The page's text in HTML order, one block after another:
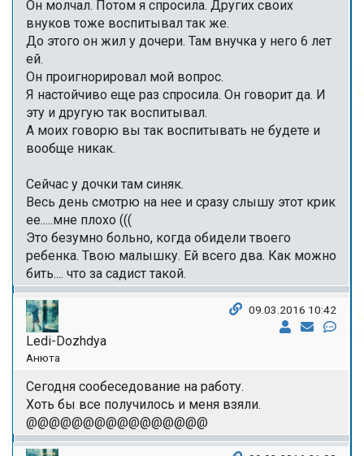
Он молчал. Потом я спросила. Других своих
внуков тоже воспитывал так же.
До этого он жил у дочери. Там внучка у него 6 лет
ей.
Он проигнорировал мой вопрос.
Я настойчиво еще раз спросила. Он говорит да. И
эту и другую так воспитывал.
А моих говорю вы так воспитывать не будете и
вообще никак.
Сейчас у дочки там синяк.
Весь день смотрю на нее и сразу слышу этот крик
ее.....мне плохо (((
Это безумно больно, когда обидели твоего
ребенка. Твою малышку. Ей всего два. Как можно
бить.... что за садист такой.
Ledi-Dozhdya
Анюта
09.03.2016 10:42
Сегодня сообеседование на работу.
Хоть бы все получилось и меня взяли.
@@@@@@@@@@@@@@@@